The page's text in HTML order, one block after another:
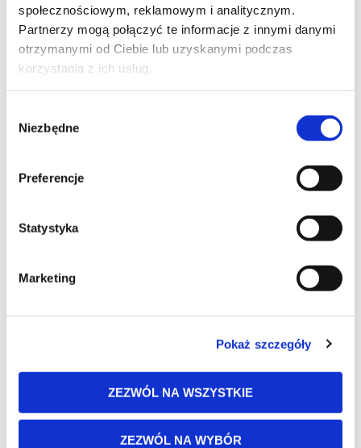
społecznościowym, reklamowym i analitycznym.
Partnerzy mogą połączyć te informacje z innymi danymi
otrzymanymi od Ciebie lub uzyskanymi podczas
korzystania z ich usług.
zgody
Niezbędne
Preferencje
Statystyka
Marketing
Pokaż szczegóły
ZEZWÓL NA WSZYSTKIE
ZEZWÓL NA WYBÓR
JĘZYK KROK 4: ROZPOCZNIJ EGZAMIN KROK 5:
KURSANT MUSI KLIKNĄĆ W…Czytaj dalej »
Unowocześnij swój
Aplikacja mobilna(5)
Bez kategorii(7)
Dokumentacja kursu i obsługa PKK(10)